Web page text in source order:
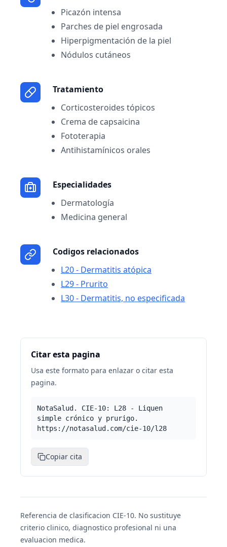
Picazón intensa
Parches de piel engrosada
Hiperpigmentación de la piel
Nódulos cutáneos
Tratamiento
Corticosteroides tópicos
Crema de capsaicina
Fototerapia
Antihistamínicos orales
Especialidades
Dermatología
Medicina general
Codigos relacionados
L20 - Dermatitis atópica
L29 - Prurito
L30 - Dermatitis, no especificada
Citar esta pagina
Usa este formato para enlazar o citar esta
pagina.
NotaSalud. CIE-10: L28 - Liquen
simple crónico y prurigo.
https://notasalud.com/cie-10/l28
Copiar cita
Referencia de clasificacion CIE-10. No sustituye
criterio clinico, diagnostico profesional ni una
evaluacion medica.